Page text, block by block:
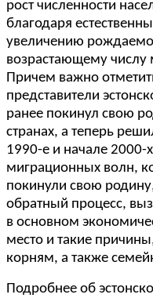
рост численности
благодаря
увеличению
возрастающему числу
Причем важно
представители
ранее покинул свою
странах, а теперь
1990-е и начале 2000-
миграционных волн,
покинули свою
обратный процесс,
в основном
место и такие
корням, а также
Подробнее об